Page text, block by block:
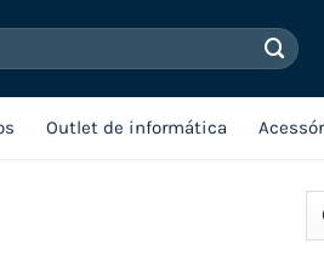
Outlet de informática